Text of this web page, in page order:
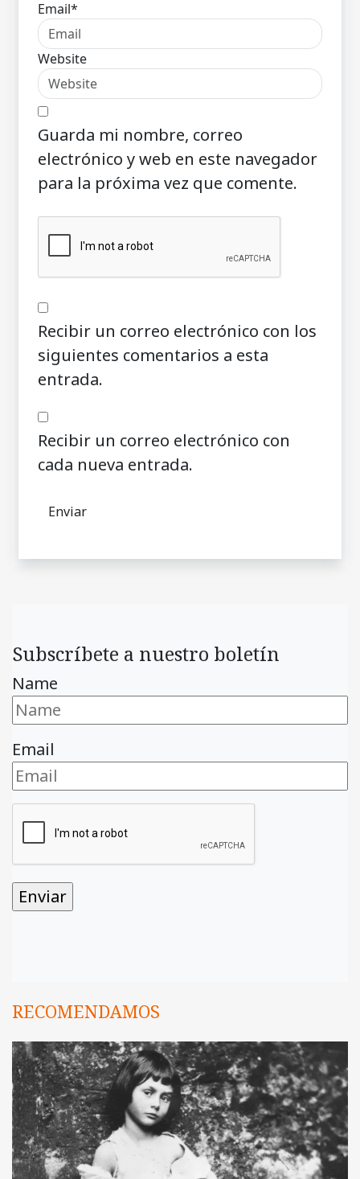
Email*
Website
Guarda mi nombre, correo
electrónico y web en este navegador
para la próxima vez que comente.
Recibir un correo electrónico con los
siguientes comentarios a esta
entrada.
Recibir un correo electrónico con
cada nueva entrada.
Subscríbete a nuestro boletín
Name
Email
RECOMENDAMOS